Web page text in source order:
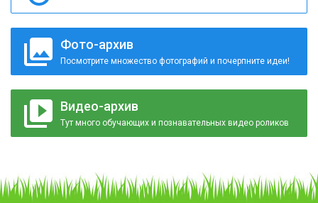
Фото-архив
Посмотрите множество фотографий и почерпните идеи!
Видео-архив
Тут много обучающих и познавательных видео роликов